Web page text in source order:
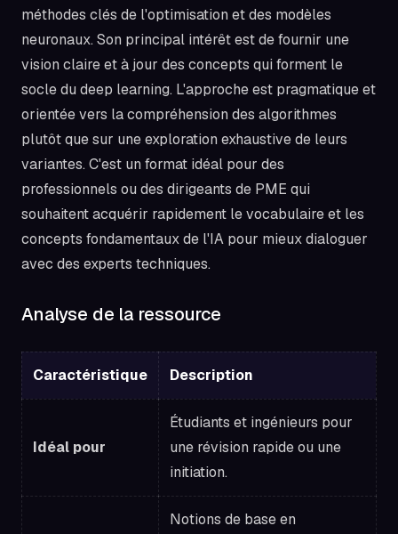
méthodes clés de l'optimisation et des modèles
neuronaux. Son principal intérêt est de fournir une
vision claire et à jour des concepts qui forment le
socle du deep learning. L'approche est pragmatique et
orientée vers la compréhension des algorithmes
plutôt que sur une exploration exhaustive de leurs
variantes. C'est un format idéal pour des
professionnels ou des dirigeants de PME qui
souhaitent acquérir rapidement le vocabulaire et les
concepts fondamentaux de l'IA pour mieux dialoguer
avec des experts techniques.
Analyse de la ressource
Caractéristique Description
Idéal pour
Étudiants et ingénieurs pour
une révision rapide ou une
initiation.
Notions de base en